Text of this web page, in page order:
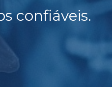
confiáveis.